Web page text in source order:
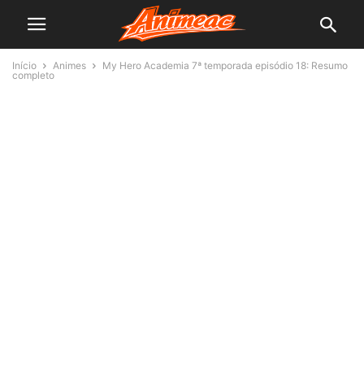
Início Animes
My Hero Academia 7ª temporada episódio 18: Resumo
completo